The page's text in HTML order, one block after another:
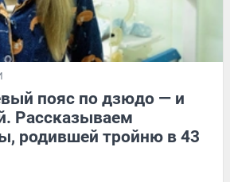
пояс по дзюдо — и
Рассказываем
родившей тройню в 43